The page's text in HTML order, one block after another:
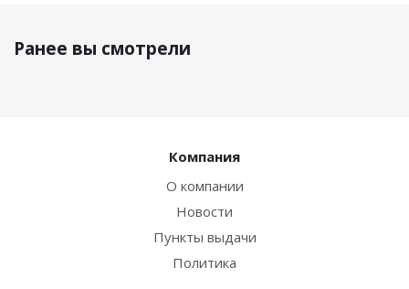
Ранее вы смотрели
Компания
О компании
Новости
Пункты выдачи
Политика